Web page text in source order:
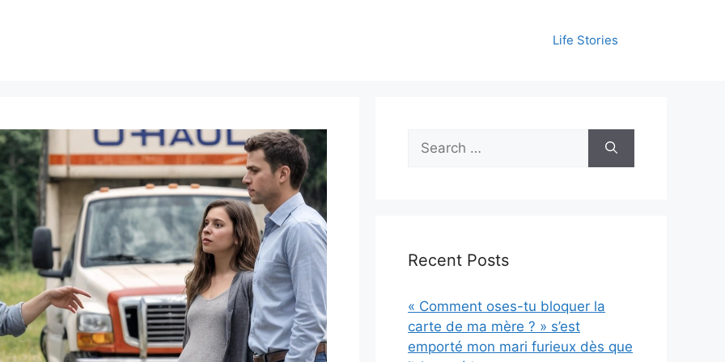
Life Stories
Search
for:
Recent Posts
« Comment oses-tu bloquer la
carte de ma mère ? » s’est
emporté mon mari furieux dès que